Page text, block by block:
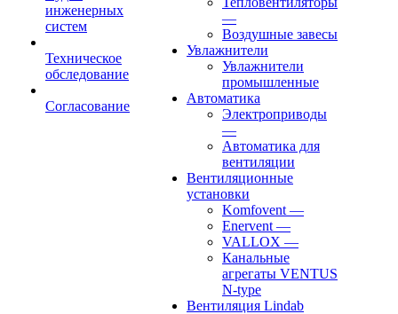
инженерных
систем
Техническое
обследование
Согласование
—
Воздушные завесы
Увлажнители
Увлажнители
промышленные
Автоматика
Электроприводы
—
Автоматика для
вентиляции
Вентиляционные
установки
Komfovent —
Enervent —
VALLOX —
Канальные
агрегаты VENTUS
N-type
Вентиляция Lindab